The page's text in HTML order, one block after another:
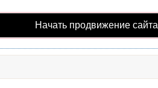
Начать продвижение сайта